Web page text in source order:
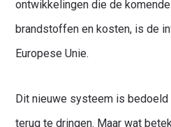
ontwikkelingen die de
brandstoffen en kosten, is de
Europese Unie.
Dit nieuwe systeem is
terug te dringen. Maar wat